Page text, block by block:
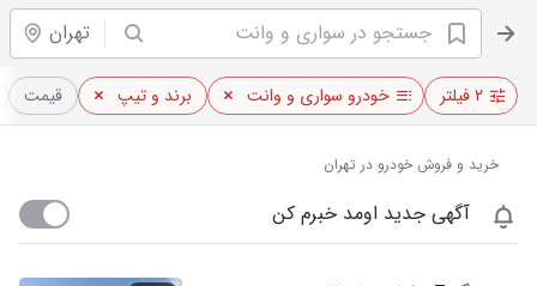
تهران
۲ فیلتر خودرو سواری و وانت برند و تیپ قیمت
خرید و فروش خودرو در تهران
آگهی جدید اومد خبرم کن